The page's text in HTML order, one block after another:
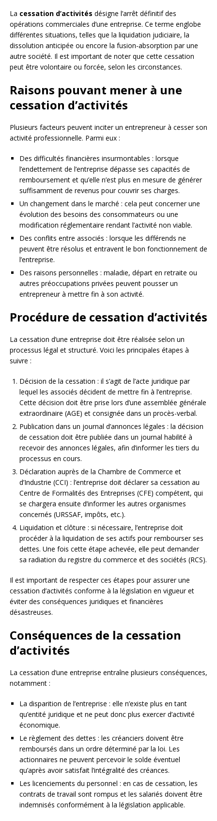
La cessation d’activités désigne l’arrêt définitif des
opérations commerciales d’une entreprise. Ce terme englobe
différentes situations, telles que la liquidation judiciaire, la
dissolution anticipée ou encore la fusion-absorption par une
autre société. Il est important de noter que cette cessation
peut être volontaire ou forcée, selon les circonstances.
Raisons pouvant mener à une
cessation d’activités
Plusieurs facteurs peuvent inciter un entrepreneur à cesser son
activité professionnelle. Parmi eux :
Des difficultés financières insurmontables : lorsque
l’endettement de l’entreprise dépasse ses capacités de
remboursement et qu’elle n’est plus en mesure de générer
suffisamment de revenus pour couvrir ses charges.
Un changement dans le marché : cela peut concerner une
évolution des besoins des consommateurs ou une
modification réglementaire rendant l’activité non viable.
Des conflits entre associés : lorsque les différends ne
peuvent être résolus et entravent le bon fonctionnement de
l’entreprise.
Des raisons personnelles : maladie, départ en retraite ou
autres préoccupations privées peuvent pousser un
entrepreneur à mettre fin à son activité.
Procédure de cessation d’activités
La cessation d’une entreprise doit être réalisée selon un
processus légal et structuré. Voici les principales étapes à
suivre :
Décision de la cessation : il s’agit de l’acte juridique par
lequel les associés décident de mettre fin à l’entreprise.
Cette décision doit être prise lors d’une assemblée générale
extraordinaire (AGE) et consignée dans un procès-verbal.
Publication dans un journal d’annonces légales : la décision
de cessation doit être publiée dans un journal habilité à
recevoir des annonces légales, afin d’informer les tiers du
processus en cours.
Déclaration auprès de la Chambre de Commerce et
d’Industrie (CCI) : l’entreprise doit déclarer sa cessation au
Centre de Formalités des Entreprises (CFE) compétent, qui
se chargera ensuite d’informer les autres organismes
concernés (URSSAF, impôts, etc.).
Liquidation et clôture : si nécessaire, l’entreprise doit
procéder à la liquidation de ses actifs pour rembourser ses
dettes. Une fois cette étape achevée, elle peut demander
sa radiation du registre du commerce et des sociétés (RCS).
Il est important de respecter ces étapes pour assurer une
cessation d’activités conforme à la législation en vigueur et
éviter des conséquences juridiques et financières
désastreuses.
Conséquences de la cessation
d’activités
La cessation d’une entreprise entraîne plusieurs conséquences,
notamment :
La disparition de l’entreprise : elle n’existe plus en tant
qu’entité juridique et ne peut donc plus exercer d’activité
économique.
Le règlement des dettes : les créanciers doivent être
remboursés dans un ordre déterminé par la loi. Les
actionnaires ne peuvent percevoir le solde éventuel
qu’après avoir satisfait l’intégralité des créances.
Les licenciements du personnel : en cas de cessation, les
contrats de travail sont rompus et les salariés doivent être
indemnisés conformément à la législation applicable.